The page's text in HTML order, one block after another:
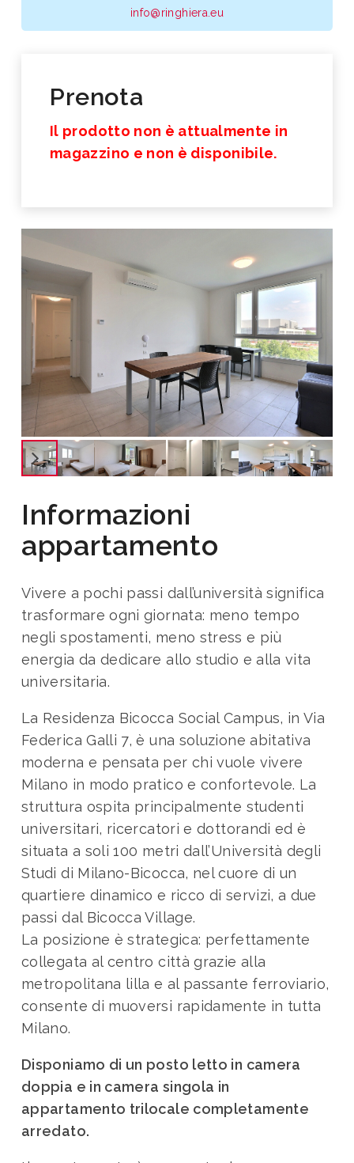
Informazioni
appartamento
Vivere a pochi passi dall’università significa
trasformare ogni giornata: meno tempo
negli spostamenti, meno stress e più
energia da dedicare allo studio e alla vita
universitaria.
La Residenza Bicocca Social Campus, in Via
Federica Galli 7, è una soluzione abitativa
moderna e pensata per chi vuole vivere
Milano in modo pratico e confortevole. La
struttura ospita principalmente studenti
universitari, ricercatori e dottorandi ed è
situata a soli 100 metri dall’Università degli
Studi di Milano-Bicocca, nel cuore di un
quartiere dinamico e ricco di servizi, a due
passi dal Bicocca Village.
La posizione è strategica: perfettamente
collegata al centro città grazie alla
metropolitana lilla e al passante ferroviario,
consente di muoversi rapidamente in tutta
Milano.
Disponiamo di un posto letto in camera
doppia e in camera singola in
appartamento trilocale completamente
arredato.
info@ringhiera.eu
Prenota
Il prodotto non è attualmente in
magazzino e non è disponibile.